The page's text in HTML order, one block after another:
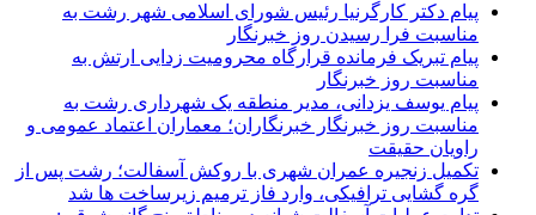
پیام دکتر کارگرنیا رئیس شورای اسلامی شهر رشت به
مناسبت فرا رسیدن روز خبرنگار
پیام تبریک فرمانده قرارگاه محرومیت‌ زدایی ارتش به
مناسبت روز خبرنگار
پیام یوسف یزدانی، مدیر منطقه یک شهرداری رشت به
مناسبت روز خبرنگار خبرنگاران؛ معماران اعتماد عمومی و
راویان حقیقت
تکمیل زنجیره عمران شهری با روکش آسفالت؛ رشت پس از
گره گشایی ترافیکی، وارد فاز ترمیم زیرساخت ها شد